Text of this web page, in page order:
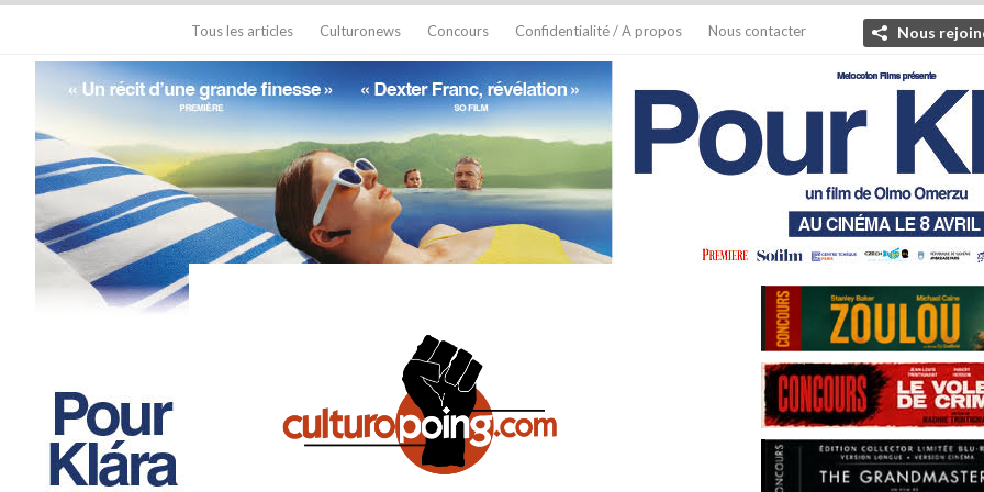
Tous les articles Culturonews Concours Confidentialité / A propos Nous contacter Nous